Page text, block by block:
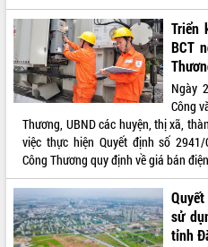
Triển
BCT
Ngày
Công
Thương, UBND các huyện, thị xã,
việc thực hiện Quyết định số
Công Thương quy định về giá bán
sử
tỉnh